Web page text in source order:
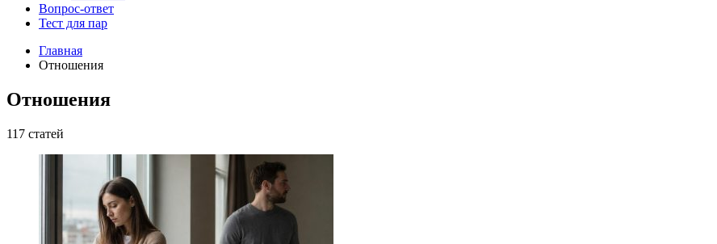
Вопрос-ответ
Тест для пар
Главная
Отношения
Отношения
117 статей